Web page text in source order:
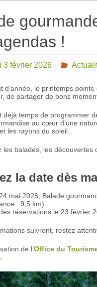
!
3 février 2026
d’année, le printemps
de partager de bons
déjà temps de programmer
au cœur d’une
les rayons du soleil.
les balades, les
la date dès
mai 2026, Balade
: 9,5 km)
réservations le 23 février
suivront, restez
de l’Office du